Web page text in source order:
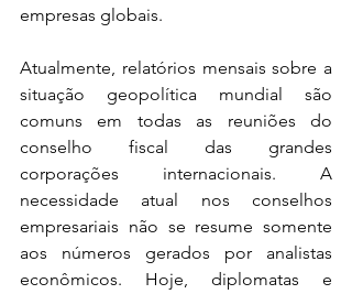
empresas globais.
Atualmente, relatórios mensais sobre a
situação geopolítica mundial são
comuns em todas as reuniões do
conselho fiscal das grandes
corporações internacionais. A
necessidade atual nos conselhos
empresariais não se resume somente
aos números gerados por analistas
econômicos. Hoje, diplomatas e